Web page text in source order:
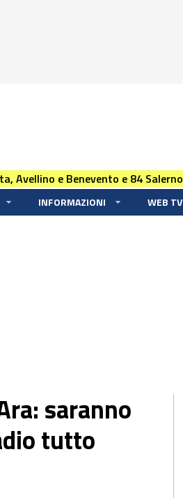
Avellino e Benevento e 84 Salerno
INFORMAZIONI WEB TV
saranno
tutto